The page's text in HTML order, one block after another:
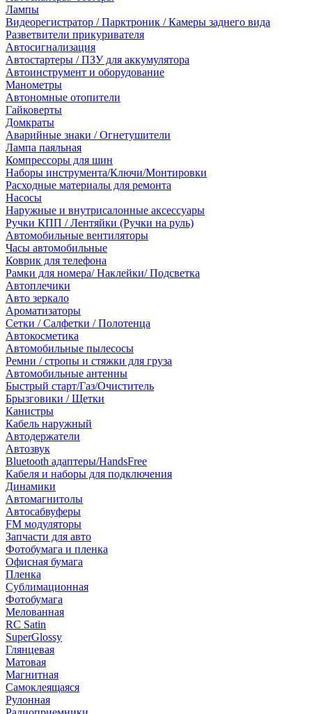
Лампы
Видеорегистратор / Парктроник / Камеры заднего вида
Разветвители прикуривателя
Автосигнализация
Автостартеры / ПЗУ для аккумулятора
Автоинструмент и оборудование
Манометры
Автономные отопители
Гайковерты
Домкраты
Аварийные знаки / Огнетушители
Лампа паяльная
Компрессоры для шин
Наборы инструмента/Ключи/Монтировки
Расходные материалы для ремонта
Насосы
Наружные и внутрисалонные аксессуары
Ручки КПП / Лентяйки (Ручки на руль)
Автомобильные вентиляторы
Часы автомобильные
Коврик для телефона
Рамки для номера/ Наклейки/ Подсветка
Автоплечики
Авто зеркало
Ароматизаторы
Сетки / Салфетки / Полотенца
Автокосметика
Автомобильные пылесосы
Ремни / стропы и стяжки для груза
Автомобильные антенны
Быстрый старт/Газ/Очиститель
Брызговики / Щетки
Канистры
Кабель наружный
Автодержатели
Автозвук
Bluetooth адаптеры/HandsFree
Кабеля и наборы для подключения
Динамики
Автомагнитолы
Автосабвуферы
FM модуляторы
Запчасти для авто
Фотобумага и пленка
Офисная бумага
Пленка
Сублимационная
Фотобумага
Мелованная
RC Satin
SuperGlossy
Глянцевая
Матовая
Магнитная
Самоклеящаяся
Рулонная